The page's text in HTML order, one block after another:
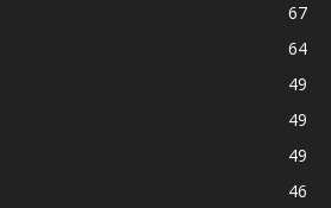
67
64
49
49
49
46